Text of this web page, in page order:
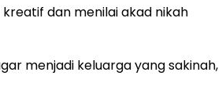
dan menilai akad nikah
menjadi keluarga yang sakinah,